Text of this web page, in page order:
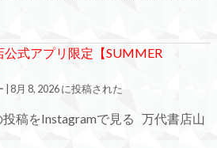
式アプリ限定【SUMMER
8月 8, 2026 に投稿された
稿をInstagramで見る 万代書店山